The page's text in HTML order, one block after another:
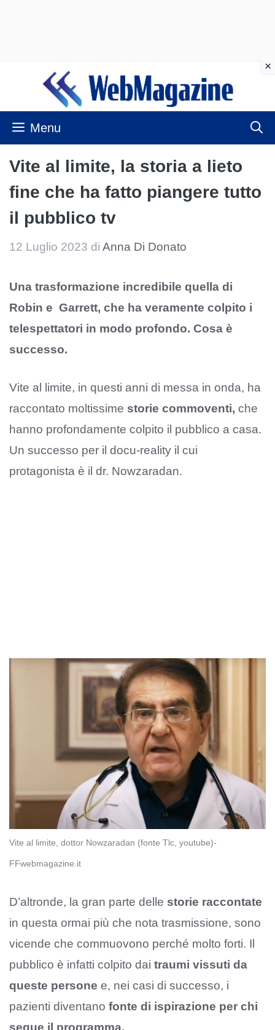
contenuto
Menu
Vite al limite, la storia a lieto
fine che ha fatto piangere tutto
il pubblico tv
12 Luglio 2023 di Anna Di Donato
Una trasformazione incredibile quella di
Robin e Garrett, che ha veramente colpito i
telespettatori in modo profondo. Cosa è
successo.
Vite al limite, in questi anni di messa in onda, ha
raccontato moltissime storie commoventi, che
hanno profondamente colpito il pubblico a casa.
Un successo per il docu-reality il cui
protagonista è il dr. Nowzaradan.
Vite al limite, dottor Nowzaradan (fonte Tlc, youtube)-
FFwebmagazine.it
D’altronde, la gran parte delle storie raccontate
in questa ormai più che nota trasmissione, sono
vicende che commuovono perché molto forti. Il
pubblico è infatti colpito dai traumi vissuti da
queste persone e, nei casi di successo, i
pazienti diventano fonte di ispirazione per chi
segue il programma.